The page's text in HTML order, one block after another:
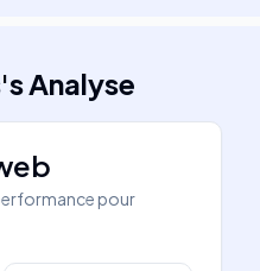
'sAnalyse
pour